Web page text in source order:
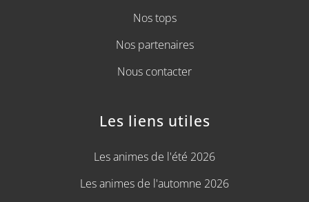
Nos tops
Nos partenaires
Nous contacter
Les liens utiles
Les animes de l'été 2026
Les animes de l'automne 2026